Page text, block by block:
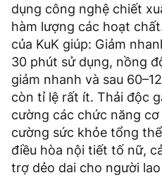
dụng công nghệ chiết
hàm lượng các hoạt
của KuK giúp: Giảm
30 phút sử dụng, nồng
giảm nhanh và sau
còn tỉ lệ rất ít. Thải độc
cường các chức năng
cường sức khỏe tổng
điều hòa nội tiết tố nữ,
trợ dẻo dai cho người